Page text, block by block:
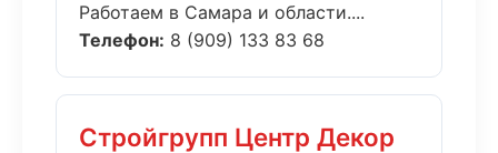
Работаем в Самара и области....
Телефон: 8 (909) 133 83 68
Стройгрупп Центр Декор